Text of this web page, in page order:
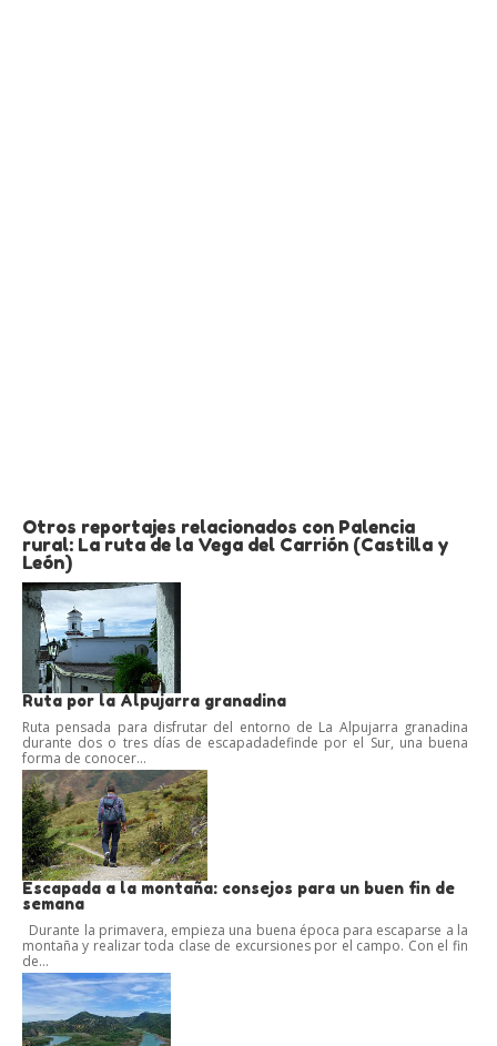
Otros reportajes relacionados con Palencia
rural: La ruta de la Vega del Carrión (Castilla y
León)
Ruta por la Alpujarra granadina
Ruta pensada para disfrutar del entorno de La Alpujarra granadina
durante dos o tres días de escapadadefinde por el Sur, una buena
forma de conocer...
Escapada a la montaña: consejos para un buen fin de
semana
Durante la primavera, empieza una buena época para escaparse a la
montaña y realizar toda clase de excursiones por el campo. Con el fin
de...